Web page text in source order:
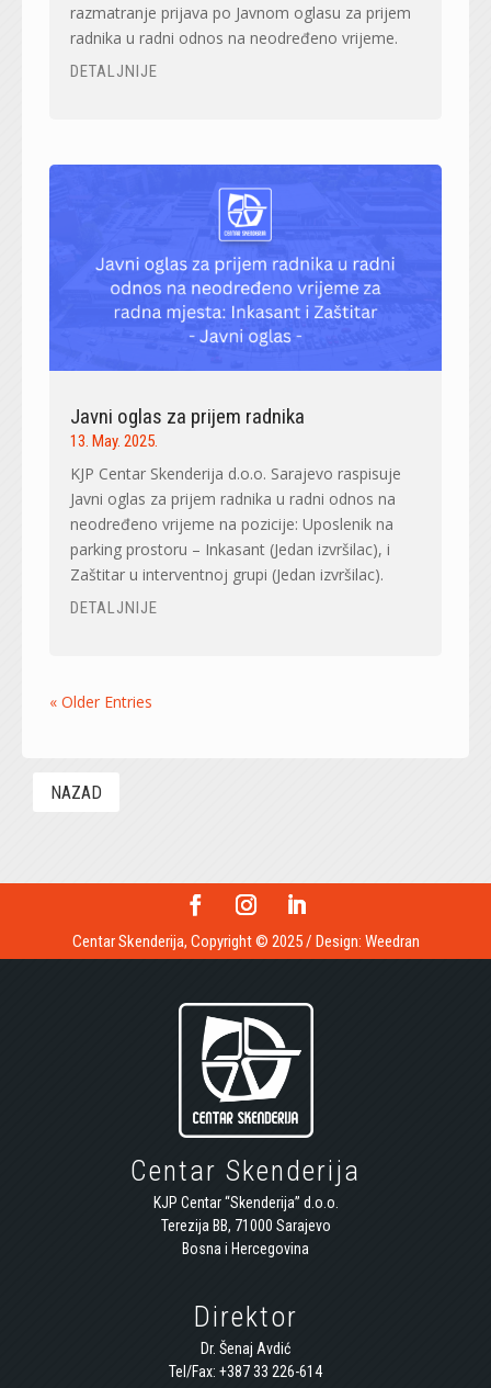
razmatranje prijava po Javnom oglasu za prijem
radnika u radni odnos na neodređeno vrijeme.
DETALJNIJE
Javni oglas za prijem radnika
13. May. 2025.
KJP Centar Skenderija d.o.o. Sarajevo raspisuje
Javni oglas za prijem radnika u radni odnos na
neodređeno vrijeme na pozicije: Uposlenik na
parking prostoru – Inkasant (Jedan izvršilac), i
Zaštitar u interventnoj grupi (Jedan izvršilac).
DETALJNIJE
« Older Entries
NAZAD
Centar Skenderija, Copyright © 2025 / Design: Weedran
Centar Skenderija
KJP Centar “Skenderija” d.o.o.
Terezija BB, 71000 Sarajevo
Bosna i Hercegovina
Direktor
Dr. Šenaj Avdić
Tel/Fax: +387 33 226-614